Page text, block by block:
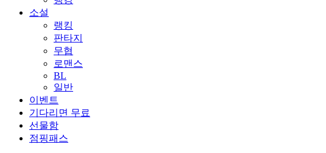
소설
랭킹
판타지
무협
로맨스
BL
일반
이벤트
기다리면 무료
선물함
점핑패스